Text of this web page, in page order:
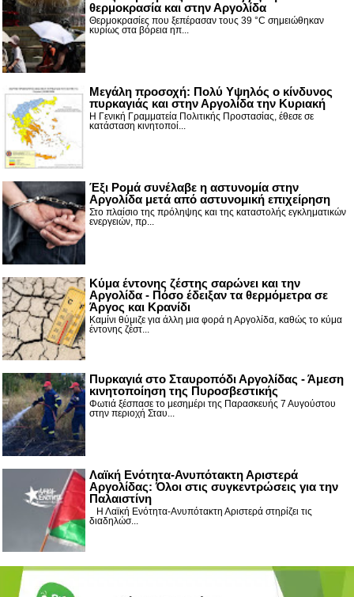
θερμοκρασία και στην Αργολίδα
Θερμοκρασίες που ξεπέρασαν τους 39 °C σημειώθηκαν
κυρίως στα βόρεια ηπ...
Μεγάλη προσοχή: Πολύ Υψηλός ο κίνδυνος
πυρκαγιάς και στην Αργολίδα την Κυριακή
Η Γενική Γραμματεία Πολιτικής Προστασίας, έθεσε σε
κατάσταση κινητοποί...
Έξι Ρομά συνέλαβε η αστυνομία στην
Αργολίδα μετά από αστυνομική επιχείρηση
Στο πλαίσιο της πρόληψης και της καταστολής εγκληματικών
ενεργειών, πρ...
Κύμα έντονης ζέστης σαρώνει και την
Αργολίδα - Πόσο έδειξαν τα θερμόμετρα σε
Άργος και Κρανίδι
Καμίνι θύμιζε για άλλη μια φορά η Αργολίδα, καθώς το κύμα
έντονης ζέστ...
Πυρκαγιά στο Σταυροπόδι Αργολίδας - Άμεση
κινητοποίηση της Πυροσβεστικής
Φωτιά ξέσπασε το μεσημέρι της Παρασκευής 7 Αυγούστου
στην περιοχή Σταυ...
Λαϊκή Ενότητα-Ανυπότακτη Αριστερά
Αργολίδας: Όλοι στις συγκεντρώσεις για την
Παλαιστίνη
Η Λαϊκή Ενότητα-Ανυπότακτη Αριστερά στηρίζει τις
διαδηλώσ...